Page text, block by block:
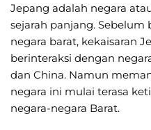
Jepang adalah negara
sejarah panjang. Sebelum
negara barat, kekaisaran
berinteraksi dengan
dan China. Namun
negara ini mulai terasa
negara-negara Barat.